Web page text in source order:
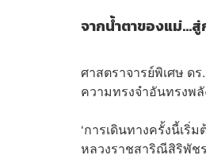
จากน้ำตาของแม่…
ศาสตราจารย์พิเศษ ด
ความทรงจำอันทรงพ
‘การเดินทางครั้งนี้เริ่
หลวงราชสาริณีสิริพัช